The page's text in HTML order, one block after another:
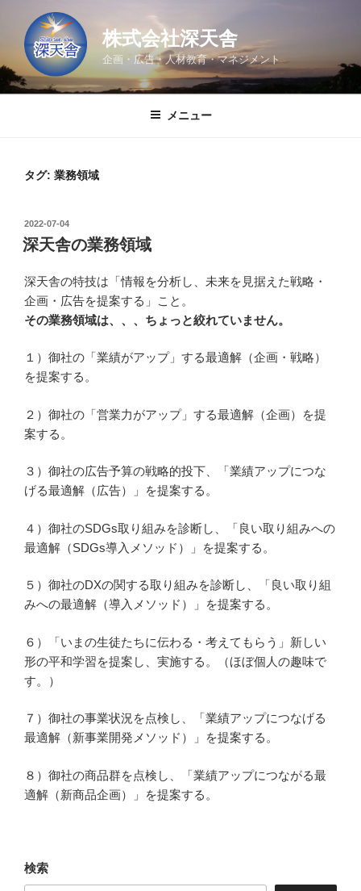
ン
ツ
株式会社深天舎
企画・広告・人材教育・マネジメント
メニュー
タグ: 業務領域
投
稿
日:
2022-07-04
深天舎の業務領域
深天舎の特技は「情報を分析し、未来を見据えた戦略・
企画・広告を提案する」こと。
その業務領域は、、、ちょっと絞れていません。
１）御社の「業績がアップ」する最適解（企画・戦略）
を提案する。
２）御社の「営業力がアップ」する最適解（企画）を提
案する。
３）御社の広告予算の戦略的投下、「業績アップにつな
げる最適解（広告）」を提案する。
４）御社のSDGs取り組みを診断し、「良い取り組みへの
最適解（SDGs導入メソッド）」を提案する。
５）御社のDXの関する取り組みを診断し、「良い取り組
みへの最適解（導入メソッド）」を提案する。
６）「いまの生徒たちに伝わる・考えてもらう」新しい
形の平和学習を提案し、実施する。（ほぼ個人の趣味で
す。）
７）御社の事業状況を点検し、「業績アップにつなげる
最適解（新事業開発メソッド）」を提案する。
８）御社の商品群を点検し、「業績アップにつながる最
適解（新商品企画）」を提案する。
検索